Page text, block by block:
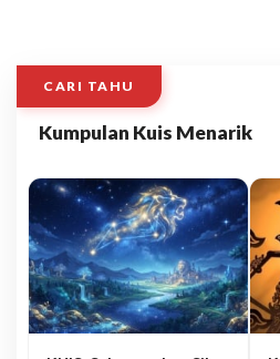
CARI TAHU
Kumpulan Kuis Menarik